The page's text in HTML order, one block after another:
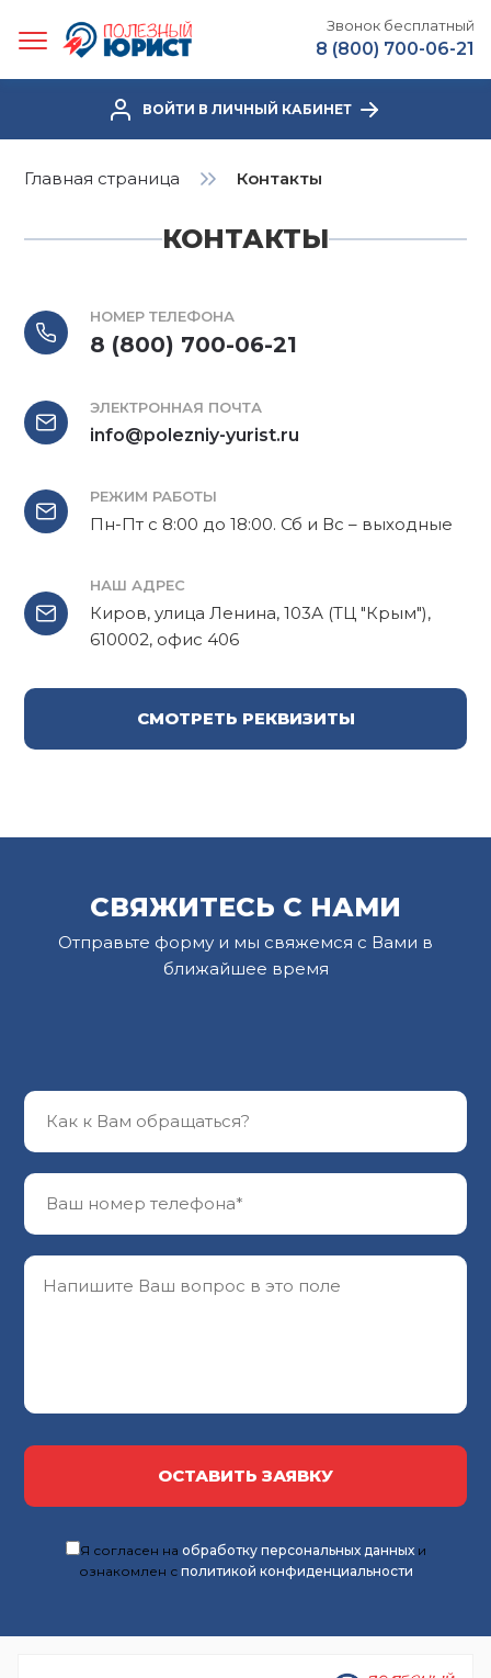
Звонок бесплатный
8 (800) 700-06-21
ВОЙТИ В ЛИЧНЫЙ КАБИНЕТ
Главная страница Контакты
КОНТАКТЫ
НОМЕР ТЕЛЕФОНА
8 (800) 700-06-21
ЭЛЕКТРОННАЯ ПОЧТА
info@polezniy-yurist.ru
РЕЖИМ РАБОТЫ
Пн-Пт с 8:00 до 18:00. Сб и Вс – выходные
НАШ АДРЕС
Киров, улица Ленина, 103А (ТЦ "Крым"),
610002, офис 406
СМОТРЕТЬ РЕКВИЗИТЫ
СВЯЖИТЕСЬ С НАМИ
Отправьте форму и мы свяжемся с Вами в
ближайшее время
ОСТАВИТЬ ЗАЯВКУ
Я согласен на обработку персональных данныхи
ознакомлен с политикой конфиденциальности